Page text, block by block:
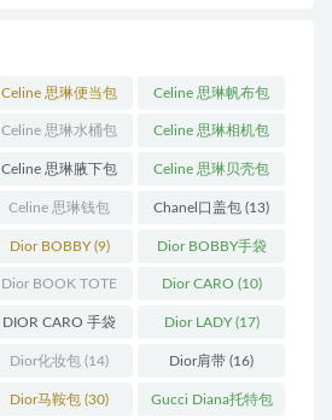
Celine 思琳便当包
(14)
Celine 思琳帆布包
(18)
Celine 思琳水桶包
(55)
Celine 思琳相机包
(11)
Celine 思琳腋下包
(10)
Celine 思琳贝壳包
(12)
Celine 思琳钱包
(10)
Chanel口盖包 (13)
Dior BOBBY(9) Dior BOBBY手袋
(26)
Dior BOOK TOTE
手袋(163)
Dior CARO (10)
DIOR CARO 手袋
(31)
Dior LADY(17)
Dior化妆包 (14) Dior肩带 (16)
Dior马鞍包 (30) Gucci Diana托特包